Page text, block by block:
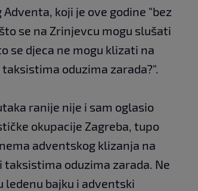
koji je ove godine "bez
se na Zrinjevcu mogu slušati
se djeca ne mogu klizati na
oduzima zarada?".
ranije nije i sam oglasio
okupacije Zagreba, tupo
adventskog klizanja na
oduzima zarada. Ne
ledenu bajku i adventski